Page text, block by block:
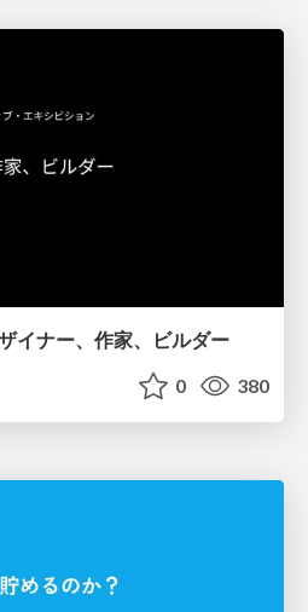
イナー、作家、ビルダー
0 380